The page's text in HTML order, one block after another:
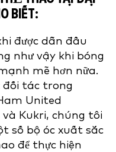
BIẾT:
được dẫn đầu
như vậy khi bóng
mẽ hơn nữa.
đối tác trong
United
Kukri, chúng tôi
số bộ óc xuất sắc
để thực hiện